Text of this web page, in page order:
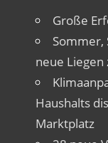
Große
Sommer,
neue Liegen
Haushalts
Marktplatz